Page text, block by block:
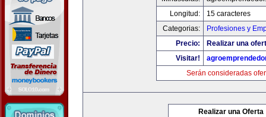
Longitud:
15 caracteres
Categorias:
Profesiones y
Precio:
Realizar una
Visitar!
Serán consideradas
Realizar una Oferta